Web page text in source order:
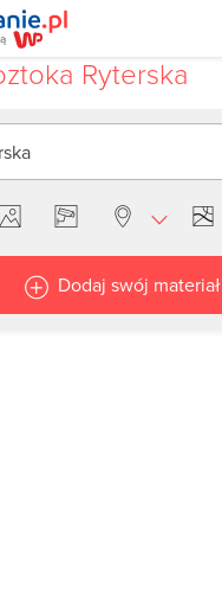
Ryterska
Dodaj swój materiał